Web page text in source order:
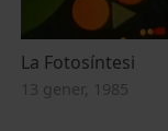
La Fotosíntesi
13 gener, 1985